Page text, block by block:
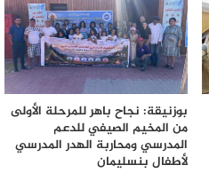
بوزنيقة: نجاح باهر للمرحلة الأولى
من المخيم الصيفي للدعم
المدرسي ومحاربة الهدر المدرسي
لأطفال بنسليمان